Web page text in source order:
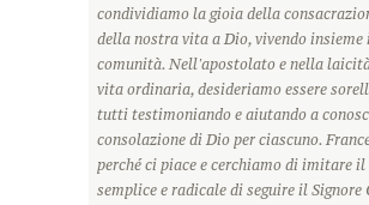
condividiamo la gioia della
della nostra vita a Dio, vivendo insieme
comunità. Nell'apostolato e nella
vita ordinaria, desideriamo essere
tutti testimoniando e aiutando a
consolazione di Dio per ciascuno.
perché ci piace e cerchiamo di imitare il
semplice e radicale di seguire il Signore